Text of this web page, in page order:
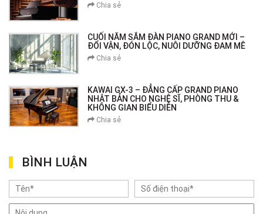
Chia sẻ
CUỐI NĂM SẮM ĐÀN PIANO GRAND MỚI –
ĐỔI VẬN, ĐÓN LỘC, NUÔI DƯỠNG ĐAM MÊ
Chia sẻ
KAWAI GX-3 – ĐẲNG CẤP GRAND PIANO
NHẬT BẢN CHO NGHỆ SĨ, PHÒNG THU &
KHÔNG GIAN BIỂU DIỄN
Chia sẻ
BÌNH LUẬN